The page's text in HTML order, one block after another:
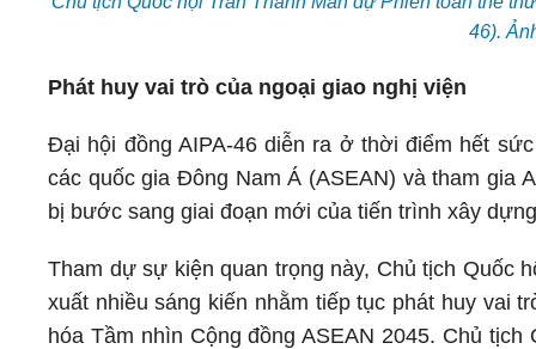
46).
Phát huy vai trò của ngoại giao nghị viện
Đại hội đồng AIPA-46 diễn ra ở thời điểm hết
các quốc gia Đông Nam Á (ASEAN) và tham gia
bị bước sang giai đoạn mới của tiến trình xây
Tham dự sự kiện quan trọng này, Chủ tịch Quốc
xuất nhiều sáng kiến nhằm tiếp tục phát huy vai
hóa Tầm nhìn Cộng đồng ASEAN 2045. Chủ